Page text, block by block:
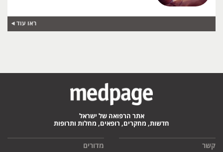
ראו עוד
אתר הרפואה של ישראל
חדשות, מחקרים, רופאים, מחלות ותרופות
קשר מדורים